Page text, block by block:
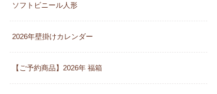
ソフトビニール人形
2026年壁掛けカレンダー
【ご予約商品】2026年 福箱